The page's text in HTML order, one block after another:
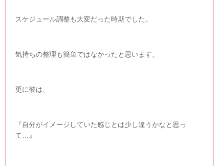
スケジュール調整も大変だった時期でした。
気持ちの整理も簡単ではなかったと思います。
更に彼は、
『自分がイメージしていた感じとは少し違うかなと思っ
て…』